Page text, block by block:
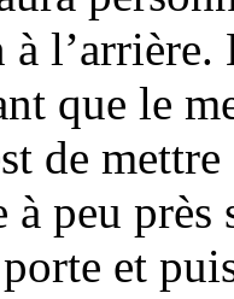
que le
de
peu près
et